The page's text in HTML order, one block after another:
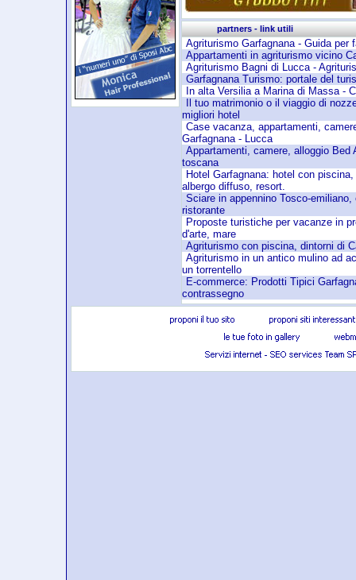
partners - link
Agriturismo Garfagnana - Guida per
Appartamenti in agriturismo vicino
Agriturismo Bagni di Lucca -
Garfagnana Turismo: portale del
In alta Versilia a Marina di Massa -
Il tuo matrimonio o il viaggio di
migliori hotel
Case vacanza, appartamenti,
Garfagnana - Lucca
Appartamenti, camere, alloggio
toscana
Hotel Garfagnana: hotel con
albergo diffuso, resort.
Sciare in appennino Tosco-
ristorante
Proposte turistiche per vacanze in
d'arte, mare
Agriturismo con piscina, dintorni di
Agriturismo in un antico mulino ad
un torrentello
E-commerce: Prodotti Tipici
contrassegno